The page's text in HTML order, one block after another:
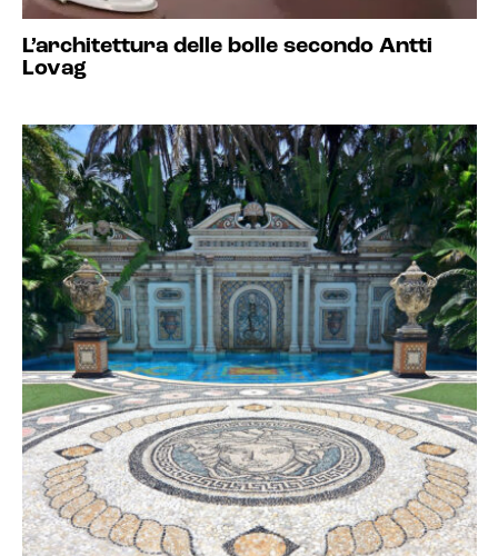
L’architettura delle bolle secondo Antti
Lovag